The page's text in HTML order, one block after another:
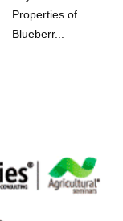
Properties of
Blueberr...